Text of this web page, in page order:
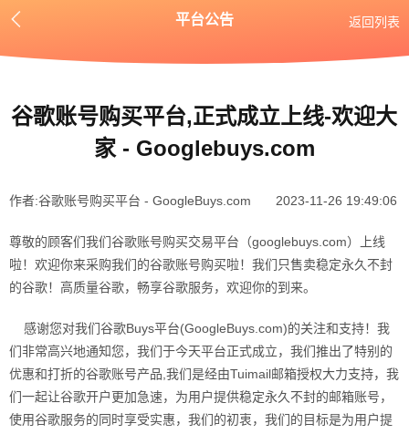
平台公告 返回列表
谷歌账号购买平台,正式成立上线-欢迎大
家 - Googlebuys.com
作者:谷歌账号购买平台 - GoogleBuys.com​ 2023-11-26 19:49:06
尊敬的顾客们我们谷歌账号购买交易平台（googlebuys.com）上线
啦！欢迎你来采购我们的谷歌账号购买啦！我们只售卖稳定永久不封
的谷歌！高质量谷歌，畅享谷歌服务，欢迎你的到来。
感谢您对我们谷歌Buys平台(GoogleBuys.com)的关注和支持！我
们非常高兴地通知您，我们于今天平台正式成立，我们推出了特别的
优惠和打折的谷歌账号产品,我们是经由Tuimail邮箱授权大力支持，我
们一起让谷歌开户更加急速，为用户提供稳定永久不封的邮箱账号，
使用谷歌服务的同时享受实惠，我们的初衷，我们的目标是为用户提